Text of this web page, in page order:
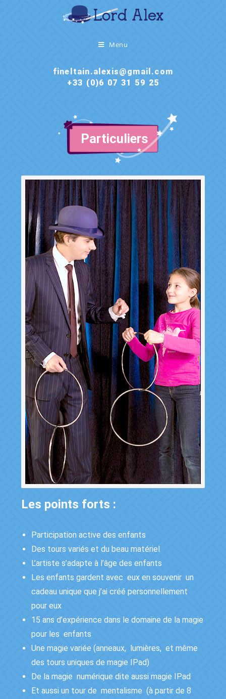
Menu
fineltain.alexis@gmail.com
+33 (0)6 07 31 59 25
Particuliers
Les points forts :
Participation active des enfants
Des tours variés et du beau matériel
L’artiste s’adapte à l’âge des enfants
Les enfants gardent avec eux en souvenir un
cadeau unique que j’ai créé personnellement
pour eux
15 ans d’expérience dans le domaine de la magie
pour les enfants
Une magie variée (anneaux, lumières, et même
des tours uniques de magie IPad)
De la magie numérique dite aussi magie IPad
Et aussi un tour de mentalisme (à partir de 8